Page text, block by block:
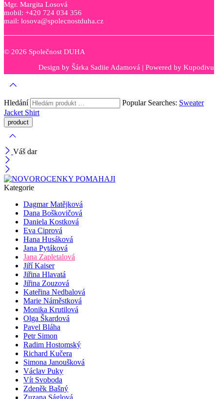
Mgr. Margita Losová
mobil: +420 724 034 356
mail: losova@spolecnostduha.cz
© 2026 Společnost DUHA
Design by Šárka Sadiie Adamová | Powered by Kupodivu
Hledání Popular Searches: Sweater
Jacket Shirt
Váš dar
Kategorie
Dagmar Matějková
Dana Boškovičová
Daniela Kostková
Eva Ciprová
Hana Husáková
Jana Pytáková
Jana Zapletalová
Jiří Kaiser
Jiřina Hlavatá
Jiřina Zouzová
Kateřina Nedbalová
Marie Náměstková
Monika Krutilová
Olga Škardová
Pavel Bláha
Petr Simon
Radim Hostomský
Richard Kučera
Simona Janoušková
Václav Puky
Vít Svoboda
Zdeněk Bašný
Zuzana Ságlová